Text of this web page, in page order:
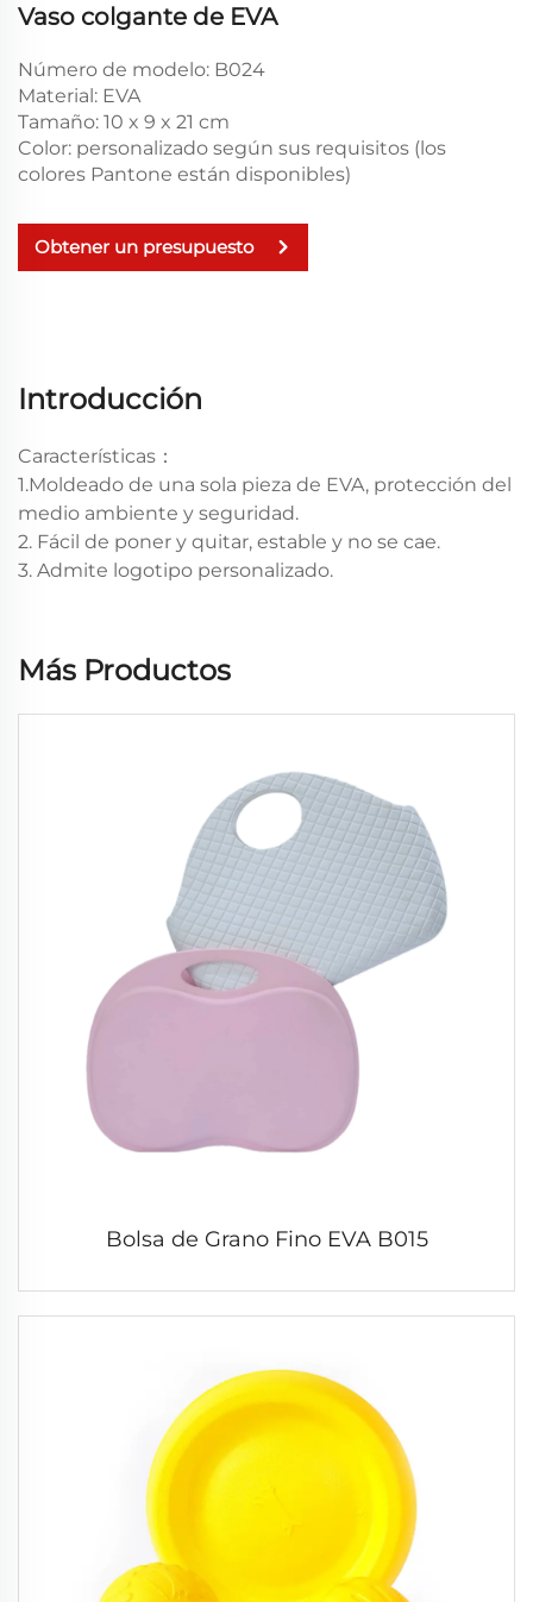
Vaso colgante de EVA
Número de modelo: B024
Material: EVA
Tamaño: 10 x 9 x 21 cm
Color: personalizado según sus requisitos (los
colores Pantone están disponibles)
Obtener un presupuesto
Introducción
Características：
1.Moldeado de una sola pieza de EVA, protección del
medio ambiente y seguridad.
2. Fácil de poner y quitar, estable y no se cae.
3. Admite logotipo personalizado.
Más Productos
Bolsa de Grano Fino EVA B015